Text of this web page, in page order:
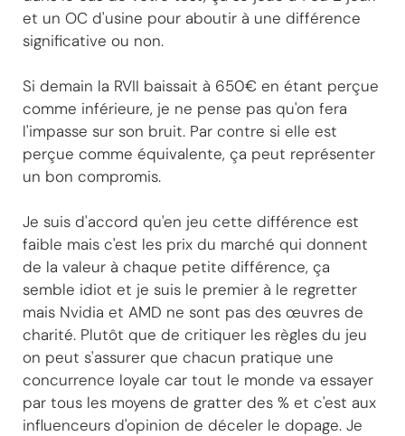
et un OC d'usine pour aboutir à une différence
significative ou non.
Si demain la RVII baissait à 650€ en étant perçue
comme inférieure, je ne pense pas qu'on fera
l'impasse sur son bruit. Par contre si elle est
perçue comme équivalente, ça peut représenter
un bon compromis.
Je suis d'accord qu'en jeu cette différence est
faible mais c'est les prix du marché qui donnent
de la valeur à chaque petite différence, ça
semble idiot et je suis le premier à le regretter
mais Nvidia et AMD ne sont pas des œuvres de
charité. Plutôt que de critiquer les règles du jeu
on peut s'assurer que chacun pratique une
concurrence loyale car tout le monde va essayer
par tous les moyens de gratter des % et c'est aux
influenceurs d'opinion de déceler le dopage. Je